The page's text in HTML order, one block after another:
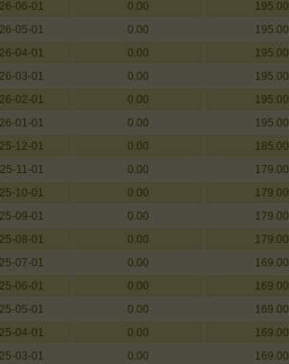
06-01
0.00
195.00
05-01
0.00
195.00
04-01
0.00
195.00
03-01
0.00
195.00
02-01
0.00
195.00
01-01
0.00
195.00
12-01
0.00
185.00
11-01
0.00
179.00
10-01
0.00
179.00
09-01
0.00
179.00
08-01
0.00
179.00
07-01
0.00
169.00
06-01
0.00
169.00
05-01
0.00
169.00
04-01
0.00
169.00
03-01
0.00
169.00